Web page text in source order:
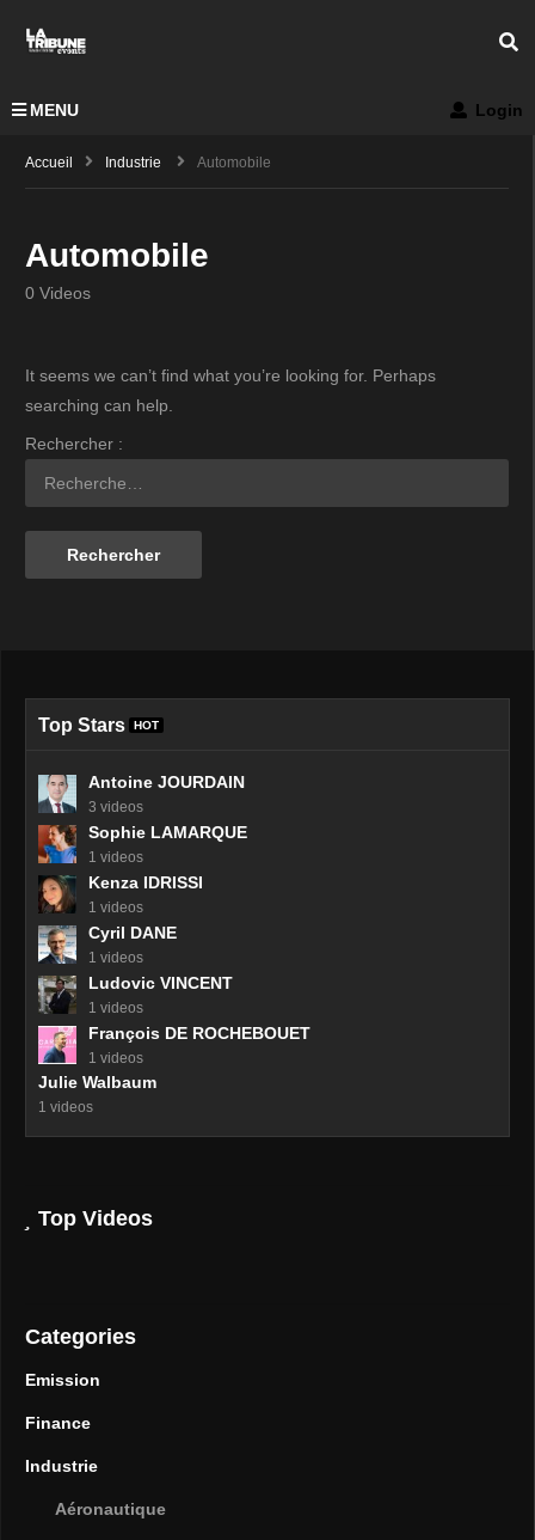
MENU Login
Accueil Industrie Automobile
Automobile
0 Videos
It seems we can’t find what you’re looking for. Perhaps
searching can help.
Rechercher :
Top Stars HOT
Antoine JOURDAIN
3 videos
Sophie LAMARQUE
1 videos
Kenza IDRISSI
1 videos
Cyril DANE
1 videos
Ludovic VINCENT
1 videos
François DE ROCHEBOUET
1 videos
Julie Walbaum
1 videos
Top Videos
Categories
Emission
Finance
Industrie
Aéronautique